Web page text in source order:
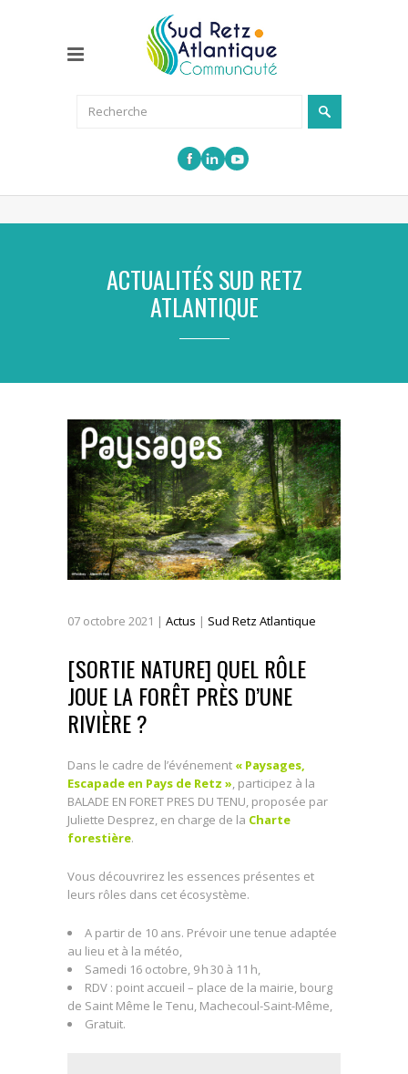
ACTUALITÉS SUD RETZ
ATLANTIQUE
07 octobre 2021 | Actus | Sud Retz Atlantique
[SORTIE NATURE] QUEL RÔLE
JOUE LA FORÊT PRÈS D’UNE
RIVIÈRE ?
Dans le cadre de l’événement « Paysages,
Escapade en Pays de Retz », participez à la
BALADE EN FORET PRES DU TENU, proposée par
Juliette Desprez, en charge de la Charte
forestière.
Vous découvrirez les essences présentes et
leurs rôles dans cet écosystème.
A partir de 10 ans. Prévoir une tenue adaptée
au lieu et à la météo,
Samedi 16 octobre, 9 h 30 à 11 h,
RDV : point accueil – place de la mairie, bourg
de Saint Même le Tenu, Machecoul-Saint-Même,
Gratuit.